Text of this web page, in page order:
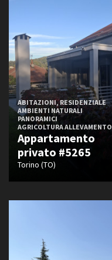
ABITAZIONI, RESIDENZIALE
AMBIENTI NATURALI
PANORAMICI
AGRICOLTURA ALLEVAMENTO
Appartamento
privato #5265
Torino (TO)